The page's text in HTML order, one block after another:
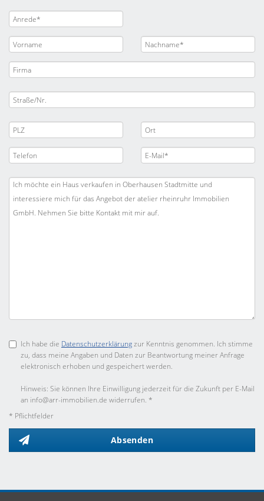
Ich habe die Datenschutzerklärungzur Kenntnis genommen. Ich stimme
zu, dass meine Angaben und Daten zur Beantwortung meiner Anfrage
elektronisch erhoben und gespeichert werden.
Hinweis: Sie können Ihre Einwilligung jederzeit für die Zukunft per E-Mail
an info@arr-immobilien.de widerrufen. *
* Pflichtfelder
Absenden